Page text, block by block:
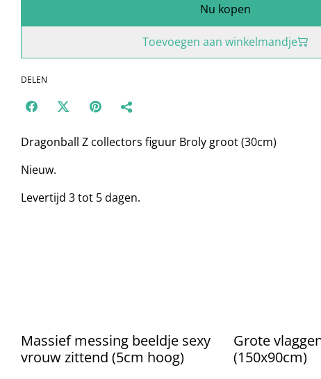
Nu kopen
Toevoegen aan winkelmandje
DELEN
Dragonball Z collectors figuur Broly groot (30cm)
Nieuw.
Levertijd 3 tot 5 dagen.
Massief messing beeldje sexy
vrouw zittend (5cm hoog)
Grote
(150x90cm)